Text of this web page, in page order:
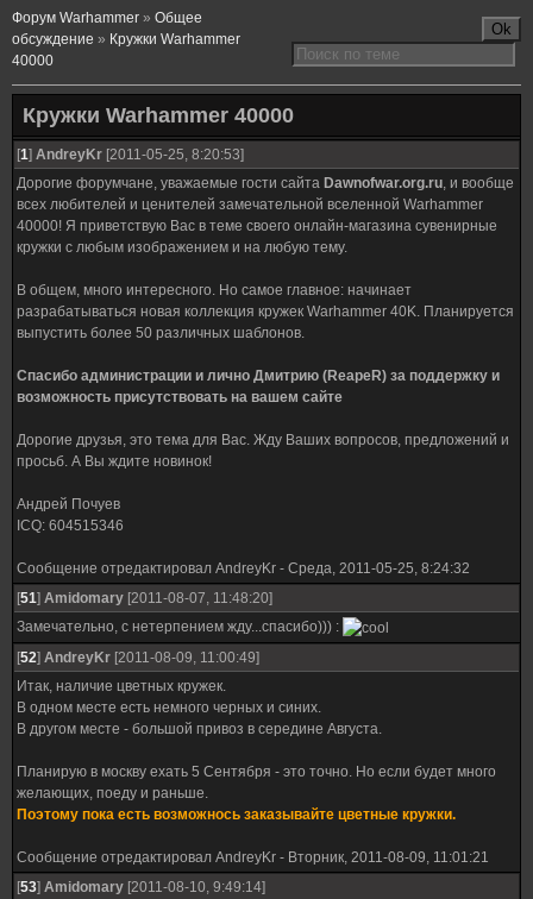
Форум Warhammer » Общее
обсуждение » Кружки Warhammer
40000
Кружки Warhammer 40000
[1] AndreyKr [2011-05-25, 8:20:53]
Дорогие форумчане, уважаемые гости сайта Dawnofwar.org.ru, и вообще
всех любителей и ценителей замечательной вселенной Warhammer
40000! Я приветствую Вас в теме своего онлайн-магазина сувенирные
кружки с любым изображением и на любую тему.
В общем, много интересного. Но самое главное: начинает
разрабатываться новая коллекция кружек Warhammer 40K. Планируется
выпустить более 50 различных шаблонов.
Спасибо администрации и лично Дмитрию (ReapeR) за поддержку и
возможность присутствовать на вашем сайте
Дорогие друзья, это тема для Вас. Жду Ваших вопросов, предложений и
просьб. А Вы ждите новинок!
Андрей Почуев
ICQ: 604515346
Сообщение отредактировал AndreyKr - Среда, 2011-05-25, 8:24:32
[51] Amidomary [2011-08-07, 11:48:20]
Замечательно, с нетерпением жду...спасибо))) :
[52] AndreyKr [2011-08-09, 11:00:49]
Итак, наличие цветных кружек.
В одном месте есть немного черных и синих.
В другом месте - большой привоз в середине Августа.
Планирую в москву ехать 5 Сентября - это точно. Но если будет много
желающих, поеду и раньше.
Поэтому пока есть возможнось заказывайте цветные кружки.
Сообщение отредактировал AndreyKr - Вторник, 2011-08-09, 11:01:21
[53] Amidomary [2011-08-10, 9:49:14]